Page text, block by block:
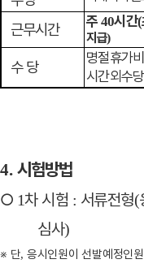
근무시간 주 40시간(
지급)
수 당 명절휴가비
시간외수당
4. 시험방법
○ 1차 시험 : 서류전형(
심사)
※ 단, 응시인원이 선발예정인원